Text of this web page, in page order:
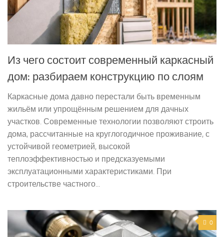
Из чего состоит современный каркасный
дом: разбираем конструкцию по слоям
Каркасные дома давно перестали быть временным
жильём или упрощённым решением для дачных
участков. Современные технологии позволяют строить
дома, рассчитанные на круглогодичное проживание, с
устойчивой геометрией, высокой
теплоэффективностью и предсказуемыми
эксплуатационными характеристиками. При
строительстве частного...
0